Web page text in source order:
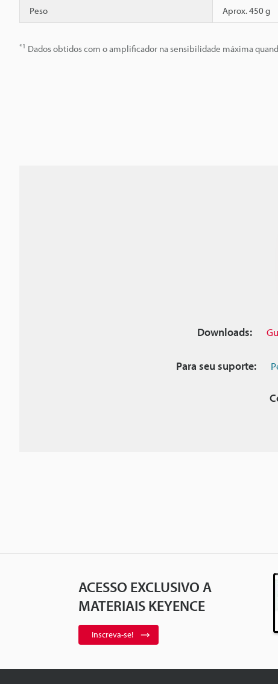
Peso Aprox. 450 g
*1 Dados obtidos com o amplificador na sensibilidade máxima
Downloads:
Para seu suporte:
ACESSO EXCLUSIVO A
MATERIAIS KEYENCE
Inscreva-se!